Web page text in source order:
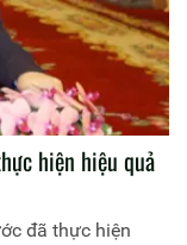
hiện hiệu quả
đã thực hiện